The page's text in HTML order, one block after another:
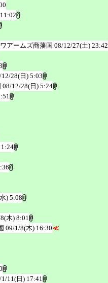
アームズ商藩国 08/12/27(土) 23:42
12/28(日) 5:03
08/12/28(日) 5:24
) 5:08
木) 8:01
09/1/8(木) 16:30≪
11(日) 17:41